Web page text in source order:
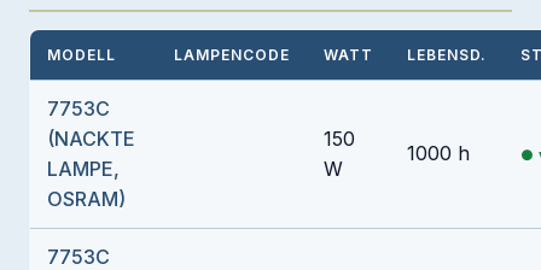
MODELL LAMPENCODE WATT LEBENSD.
7753C
(NACKTE
LAMPE,
OSRAM)
150
W
1000 h
7753C